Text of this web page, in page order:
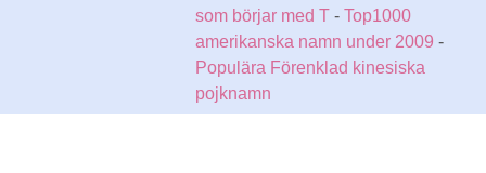
som börjar med T - Top1000
amerikanska namn under 2009 -
Populära Förenklad kinesiska
pojknamn